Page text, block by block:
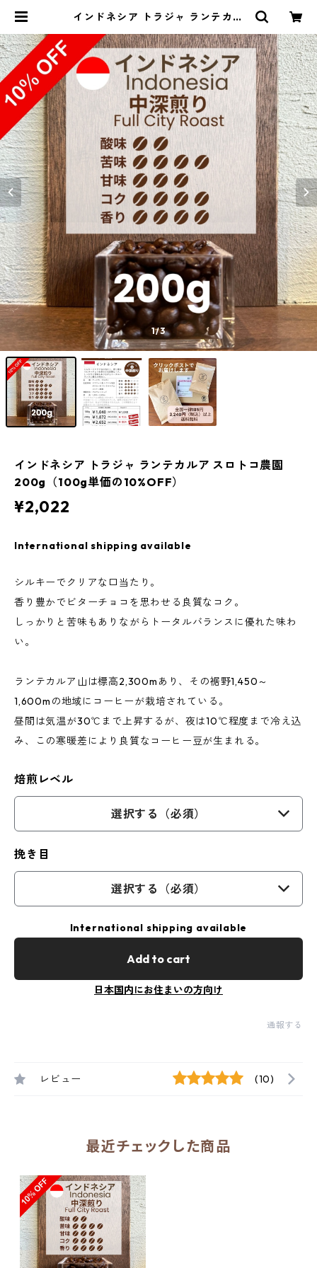
インドネシア トラジャ ランテカル
の10%OFF） | 豆丸珈琲
1/3
インドネシア トラジャ ランテカルア スロトコ農園
200g（100g単価の10%OFF）
¥2,022
International shipping available
シルキーでクリアな口当たり。
香り豊かでビターチョコを思わせる良質なコク。
しっかりと苦味もありながらトータルバランスに優れた味わ
い。
ランテカルア山は標高2,300mあり、その裾野1,450～
1,600mの地域にコーヒーが栽培されている。
昼間は気温が30℃まで上昇するが、夜は10℃程度まで冷え込
み、この寒暖差により良質なコーヒー豆が生まれる。
焙煎レベル
選択する（必須）
挽き目
選択する（必須）
International shipping available
Add to cart
日本国内にお住まいの方向け
通報する
レビュー (10)
最近チェックした商品